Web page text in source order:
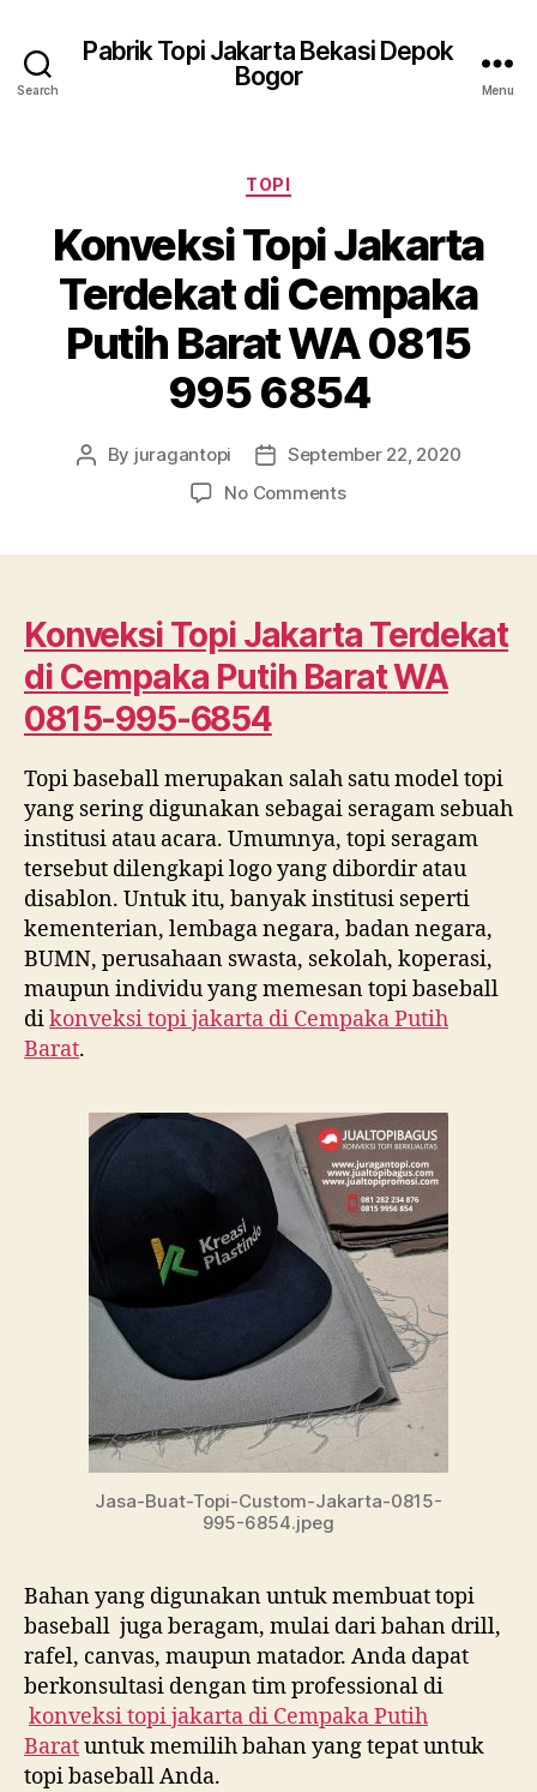
Search
Pabrik Topi Jakarta Bekasi Depok
Bogor
Menu
Categories
TOPI
Konveksi Topi Jakarta
Terdekat di Cempaka
Putih Barat WA 0815
995 6854
Post
By juragantopi
PostSeptember 22, 2020
No Commentson
di
Cempaka
Putih
995
6854
Konveksi Topi Jakarta Terdekat
di Cempaka Putih BaratWA
0815-995-6854
Topi baseball merupakan salah satu model topi
yang sering digunakan sebagai seragam sebuah
institusi atau acara. Umumnya, topi seragam
tersebut dilengkapi logo yang dibordir atau
disablon. Untuk itu, banyak institusi seperti
kementerian, lembaga negara, badan negara,
BUMN, perusahaan swasta, sekolah, koperasi,
maupun individu yang memesan topi baseball
dikonveksi topi jakarta di Cempaka Putih
Barat.
Jasa-Buat-Topi-Custom-Jakarta-0815-
995-6854.jpeg
Bahan yang digunakan untuk membuat topi
baseball juga beragam, mulai dari bahan drill,
rafel, canvas, maupun matador. Anda dapat
berkonsultasi dengan tim professional di
konveksi topi jakarta di Cempaka Putih
Baratuntuk memilih bahan yang tepat untuk
topi baseball Anda.